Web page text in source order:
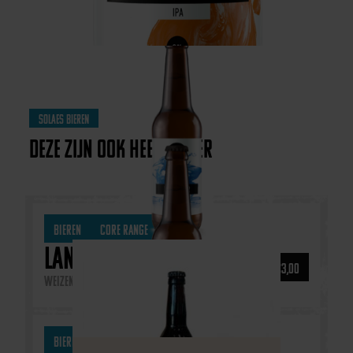
Solaes bieren
Deze zijn ook heel lekker
Bieren Core Range
Landheer
Weizen
€3,00
Bieren